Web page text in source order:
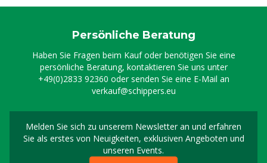
Persönliche Beratung
Haben Sie Fragen beim Kauf oder benötigen Sie eine
persönliche Beratung, kontaktieren Sie uns unter
+49(0)2833 92360 oder senden Sie eine E-Mail an
verkauf@schippers.eu
Melden Sie sich zu unserem Newsletter an und erfahren
Sie als erstes von Neuigkeiten, exklusiven Angeboten und
unseren Events.
Melden Sie sich für